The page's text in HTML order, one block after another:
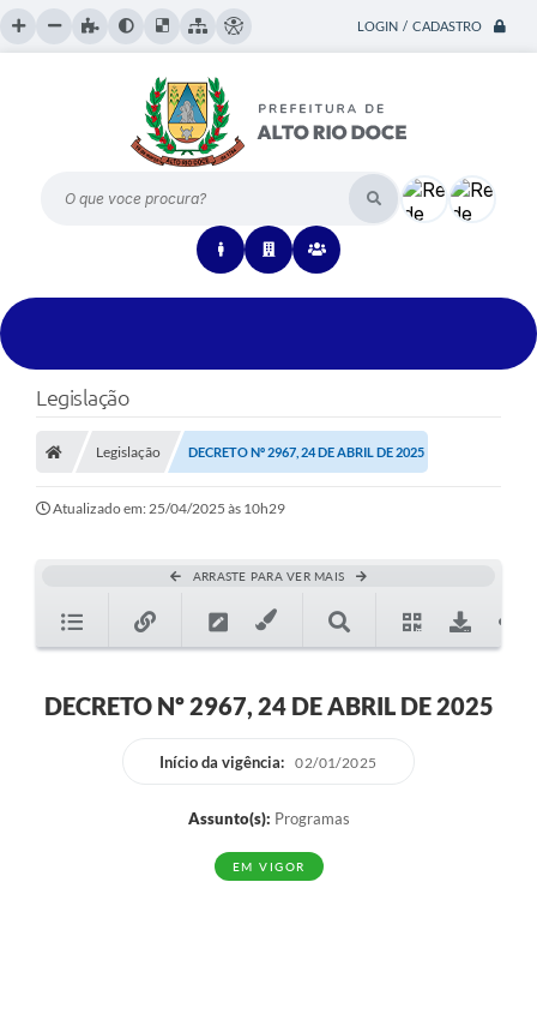
LOGIN / CADASTRO
O que voce procura?
Legislação
Legislação DECRETO Nº 2967, 24 DE ABRIL DE 2025
Atualizado em: 25/04/2025 às 10h29
ARRASTE PARA VER MAIS
DECRETO Nº 2967, 24 DE ABRIL DE 2025
Início da vigência: 02/01/2025
Assunto(s): Programas
EM VIGOR